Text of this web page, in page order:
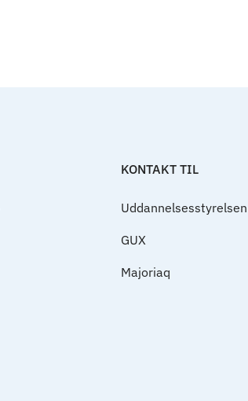
KONTAKT TIL
Uddannelsesstyrelsen
GUX
Majoriaq